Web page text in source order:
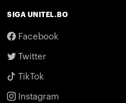
SIGA UNITEL.BO
Facebook
Twitter
TikTok
Instagram